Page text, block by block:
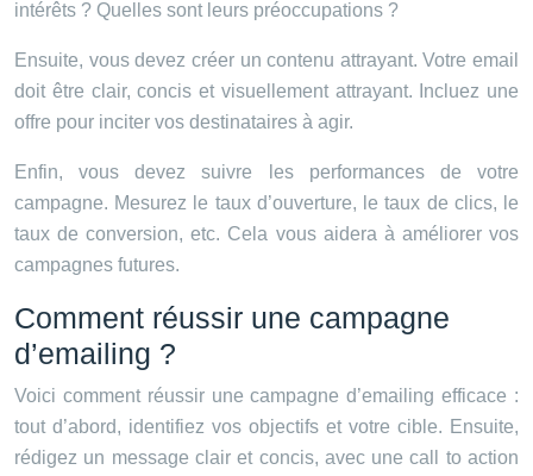
intérêts ? Quelles sont leurs préoccupations ?
Ensuite, vous devez créer un contenu attrayant. Votre email
doit être clair, concis et visuellement attrayant. Incluez une
offre pour inciter vos destinataires à agir.
Enfin, vous devez suivre les performances de votre
campagne. Mesurez le taux d’ouverture, le taux de clics, le
taux de conversion, etc. Cela vous aidera à améliorer vos
campagnes futures.
Comment réussir une campagne
d’emailing ?
Voici comment réussir une campagne d’emailing efficace :
tout d’abord, identifiez vos objectifs et votre cible. Ensuite,
rédigez un message clair et concis, avec une call to action